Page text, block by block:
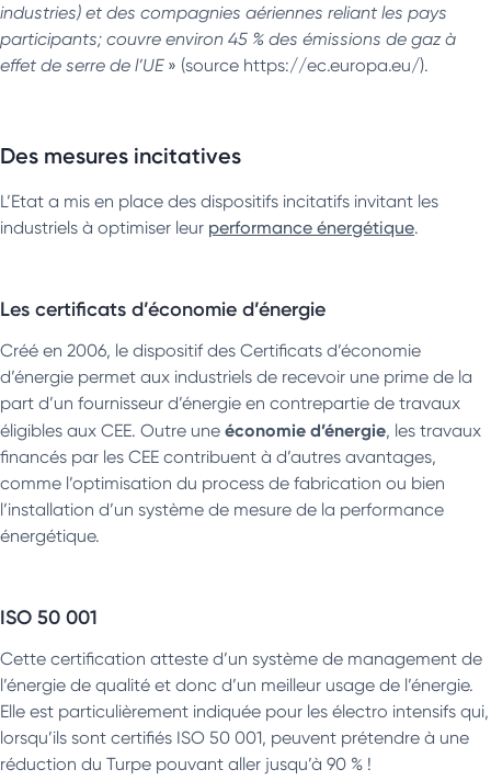
industries) et des compagnies aériennes reliant les pays
participants; couvre environ 45 % des émissions de gaz à
effet de serre de l’UE » (source https://ec.europa.eu/).
Des mesures incitatives
L’Etat a mis en place des dispositifs incitatifs invitant les
industriels à optimiser leur performance énergétique.
Les certificats d’économie d’énergie
Créé en 2006, le dispositif des Certificats d’économie
d’énergie permet aux industriels de recevoir une prime de la
part d’un fournisseur d’énergie en contrepartie de travaux
éligibles aux CEE. Outre une économie d’énergie, les travaux
financés par les CEE contribuent à d’autres avantages,
comme l’optimisation du process de fabrication ou bien
l’installation d’un système de mesure de la performance
énergétique.
ISO 50 001
Cette certification atteste d’un système de management de
l’énergie de qualité et donc d’un meilleur usage de l’énergie.
Elle est particulièrement indiquée pour les électro intensifs qui,
lorsqu’ils sont certifiés ISO 50 001, peuvent prétendre à une
réduction du Turpe pouvant aller jusqu’à 90 % !